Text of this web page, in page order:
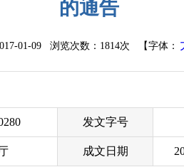
的通告
01-09 浏览次数： 1814次 【字体：
发文字号
成文日期